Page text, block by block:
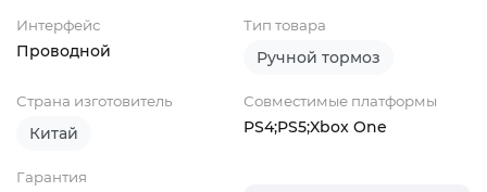
Интерфейс
Проводной
Тип товара
Ручной тормоз
Страна изготовитель
Китай
Совместимые платформы
PS4;PS5;Xbox One
Гарантия